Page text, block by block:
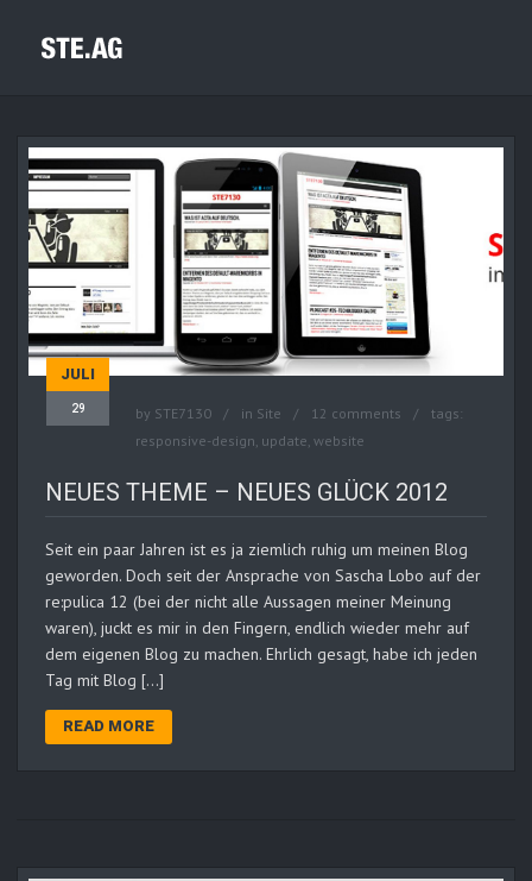
JULI
29 by STE7130 in Site 12 comments
tags:
responsive-design, update, website
NEUES THEME – NEUES GLÜCK 2012
Seit ein paar Jahren ist es ja ziemlich ruhig um meinen Blog
geworden. Doch seit der Ansprache von Sascha Lobo auf der
re:pulica 12 (bei der nicht alle Aussagen meiner Meinung
waren), juckt es mir in den Fingern, endlich wieder mehr auf
dem eigenen Blog zu machen. Ehrlich gesagt, habe ich jeden
Tag mit Blog […]
READ MORE